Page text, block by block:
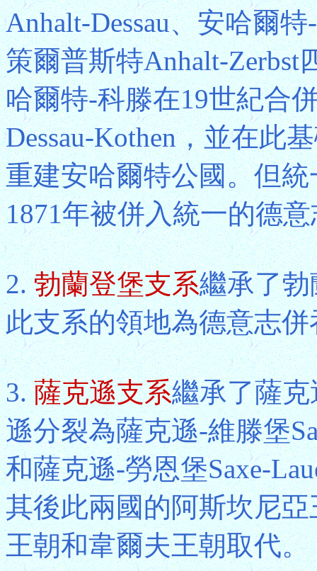
Anhalt-Dessau、安哈爾
策爾普斯特Anhalt-
哈爾特-科滕在19世紀合
Dessau-Kothen，並在此
重建安哈爾特公國。但
1871年被併入統一的德
2.勃蘭登堡支系繼承了勃
此支系的領地為德意志併
3.薩克遜支系繼承了薩
遜分裂為薩克遜-維滕堡
和薩克遜-勞恩堡Saxe-
其後此兩國的阿斯坎尼
王朝和韋爾夫王朝取代。